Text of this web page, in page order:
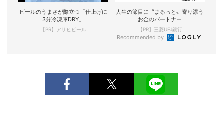
ビールのうまさが際立つ「仕上げに
3分冷凍庫DRY」
【PR】アサヒビール
人生の節目に〝まるっと〟寄り添う
お金のパートナー
【PR】三菱UFJ銀行
Recommended by